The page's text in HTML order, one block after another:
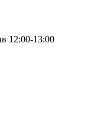
12:00-13:00